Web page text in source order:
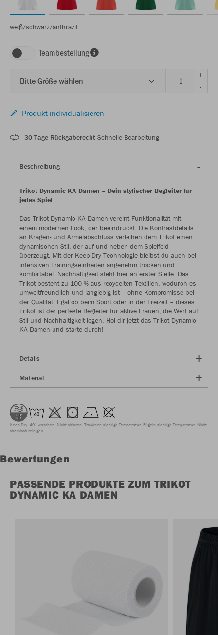
weiß/schwarz/anthrazit
Teambestellung
Bitte Größe wählen
+
-
Produkt individualisieren
30 Tage Rückgaberecht Schnelle Bearbeitung
Beschreibung
Trikot Dynamic KA Damen – Dein stylischer Begleiter für
jedes Spiel
Das Trikot Dynamic KA Damen vereint Funktionalität mit
einem modernen Look, der beeindruckt. Die Kontrastdetails
an Kragen- und Ärmelabschluss verleihen dem Trikot einen
dynamischen Stil, der auf und neben dem Spielfeld
überzeugt. Mit der Keep Dry-Technologie bleibst du auch bei
intensiven Trainingseinheiten angenehm trocken und
komfortabel. Nachhaltigkeit steht hier an erster Stelle: Das
Trikot besteht zu 100 % aus recycelten Textilien, wodurch es
umweltfreundlich und langlebig ist – ohne Kompromisse bei
der Qualität. Egal ob beim Sport oder in der Freizeit – dieses
Trikot ist der perfekte Begleiter für aktive Frauen, die Wert auf
Stil und Nachhaltigkeit legen. Hol dir jetzt das Trikot Dynamic
KA Damen und starte durch!
Details
Material
Keep Dry 40° waschen Nicht chloren Trocknen niedrige Temperatur Bügeln niedrige Temperatur Nicht
chemisch reinigen
Bewertungen
PASSENDE PRODUKTE ZUM TRIKOT
DYNAMIC KA DAMEN